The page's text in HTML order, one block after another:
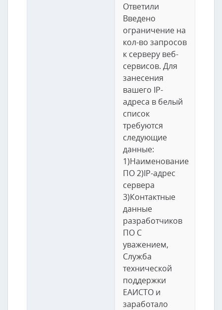
Ответили
Введено
ограничение на
кол-во запросов
к серверу веб-
сервисов. Для
занесения
вашего IP-
адреса в белый
список
требуются
следующие
данные:
1)Наименование
ПО 2)IP-адрес
сервера
3)Контактные
данные
разработчиков
ПО С
уважением,
Служба
технической
поддержки
ЕАИСТО и
заработало